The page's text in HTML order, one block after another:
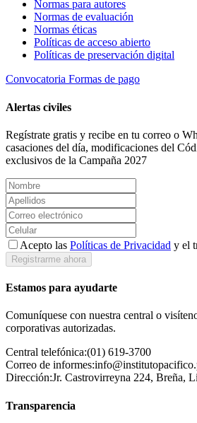
Normas para autores
Normas de evaluación
Normas éticas
Políticas de acceso abierto
Políticas de preservación digital
Convocatoria Formas de pago
Alertas civiles
Regístrate gratis y recibe en tu correo o
casaciones del día, modificaciones del
exclusivos de la Campaña 2027
Acepto las Políticas de Privacidad y el
Registrarme ahora
Estamos para ayudarte
Comuníquese con nuestra central o
corporativas autorizadas.
Central telefónica:(01) 619-3700
Correo de informes:
Dirección:Jr. Castrovirreyna 224, Breña,
Transparencia